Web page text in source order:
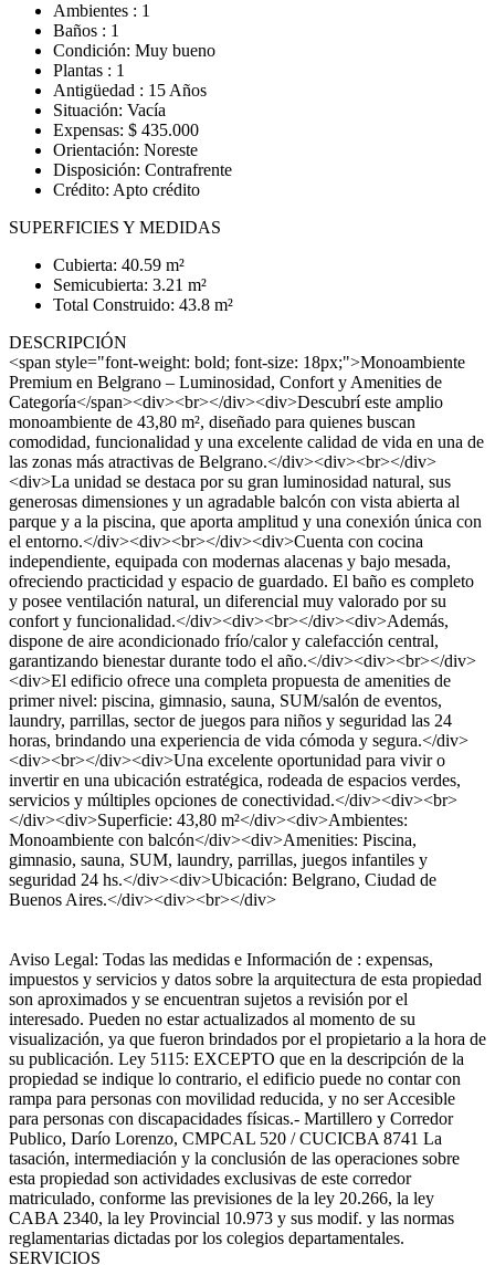
Ambientes : 1
Baños : 1
Condición: Muy bueno
Plantas : 1
Antigüedad : 15 Años
Situación: Vacía
Expensas: $ 435.000
Orientación: Noreste
Disposición: Contrafrente
Crédito: Apto crédito
SUPERFICIES Y MEDIDAS
Cubierta: 40.59 m²
Semicubierta: 3.21 m²
Total Construido: 43.8 m²
DESCRIPCIÓN
<span style="font-weight: bold; font-size: 18px;">Monoambiente
Premium en Belgrano – Luminosidad, Confort y Amenities de
Categoría</span><div><br></div><div>Descubrí este amplio
monoambiente de 43,80 m², diseñado para quienes buscan
comodidad, funcionalidad y una excelente calidad de vida en una de
las zonas más atractivas de Belgrano.</div><div><br></div>
<div>La unidad se destaca por su gran luminosidad natural, sus
generosas dimensiones y un agradable balcón con vista abierta al
parque y a la piscina, que aporta amplitud y una conexión única con
el entorno.</div><div><br></div><div>Cuenta con cocina
independiente, equipada con modernas alacenas y bajo mesada,
ofreciendo practicidad y espacio de guardado. El baño es completo
y posee ventilación natural, un diferencial muy valorado por su
confort y funcionalidad.</div><div><br></div><div>Además,
dispone de aire acondicionado frío/calor y calefacción central,
garantizando bienestar durante todo el año.</div><div><br></div>
<div>El edificio ofrece una completa propuesta de amenities de
primer nivel: piscina, gimnasio, sauna, SUM/salón de eventos,
laundry, parrillas, sector de juegos para niños y seguridad las 24
horas, brindando una experiencia de vida cómoda y segura.</div>
<div><br></div><div>Una excelente oportunidad para vivir o
invertir en una ubicación estratégica, rodeada de espacios verdes,
servicios y múltiples opciones de conectividad.</div><div><br>
</div><div>Superficie: 43,80 m²</div><div>Ambientes:
Monoambiente con balcón</div><div>Amenities: Piscina,
gimnasio, sauna, SUM, laundry, parrillas, juegos infantiles y
seguridad 24 hs.</div><div>Ubicación: Belgrano, Ciudad de
Buenos Aires.</div><div><br></div>
Aviso Legal: Todas las medidas e Información de : expensas,
impuestos y servicios y datos sobre la arquitectura de esta propiedad
son aproximados y se encuentran sujetos a revisión por el
interesado. Pueden no estar actualizados al momento de su
visualización, ya que fueron brindados por el propietario a la hora de
su publicación. Ley 5115: EXCEPTO que en la descripción de la
propiedad se indique lo contrario, el edificio puede no contar con
rampa para personas con movilidad reducida, y no ser Accesible
para personas con discapacidades físicas.- Martillero y Corredor
Publico, Darío Lorenzo, CMPCAL 520 / CUCICBA 8741 La
tasación, intermediación y la conclusión de las operaciones sobre
esta propiedad son actividades exclusivas de este corredor
matriculado, conforme las previsiones de la ley 20.266, la ley
CABA 2340, la ley Provincial 10.973 y sus modif. y las normas
reglamentarias dictadas por los colegios departamentales.
SERVICIOS